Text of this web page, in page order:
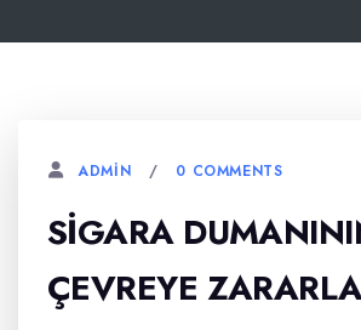
ADMIN 0 COMMENTS
SIGARA
ÇEVREYE